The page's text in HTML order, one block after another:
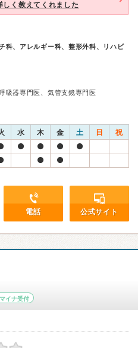
しく教えてくれました
科、アレルギー科、整形外科、リハビ
吸器専門医、気管支鏡専門医
水 木 金 土 日 祝
電話 公式サイト
マイナ受付